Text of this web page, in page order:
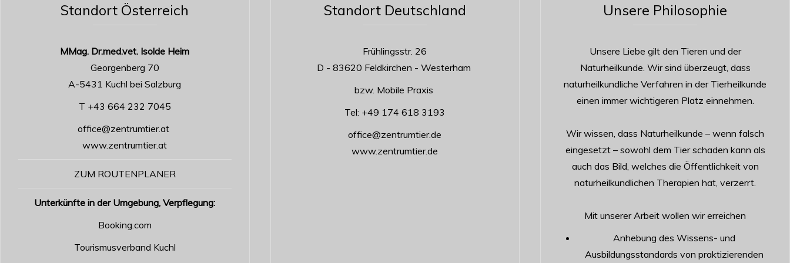
Standort Österreich
MMag. Dr.med.vet. Isolde Heim
Georgenberg 70
A-5431 Kuchl bei Salzburg
T +43 664 232 7045
office@zentrumtier.at
www.zentrumtier.at
ZUM ROUTENPLANER
Unterkünfte in der Umgebung, Verpflegung:
Booking.com
Tourismusverband Kuchl
Standort Deutschland
Frühlingsstr. 26
D - 83620 Feldkirchen - Westerham
bzw. Mobile Praxis
Tel: +49 174 618 3193
office@zentrumtier.de
www.zentrumtier.de
Unsere Philosophie
Unsere Liebe gilt den Tieren und der
Naturheilkunde. Wir sind überzeugt, dass
naturheilkundliche Verfahren in der Tierheilkunde
einen immer wichtigeren Platz einnehmen.
Wir wissen, dass Naturheilkunde – wenn falsch
eingesetzt – sowohl dem Tier schaden kann als
auch das Bild, welches die Öffentlichkeit von
naturheilkundlichen Therapien hat, verzerrt.
Mit unserer Arbeit wollen wir erreichen
Anhebung des Wissens- und
Ausbildungsstandards von praktizierenden